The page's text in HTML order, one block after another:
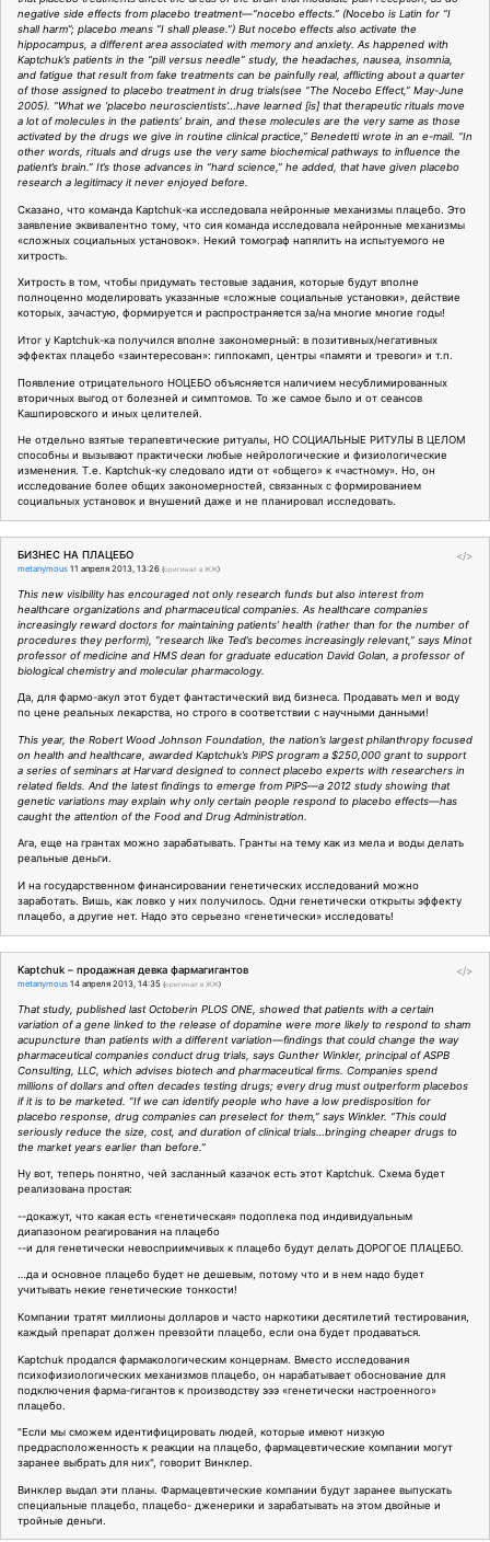
negative side effects from placebo treatment—“nocebo effects.” (Nocebo is Latin for “I
shall harm”; placebo means “I shall please.”) But nocebo effects also activate the
hippocampus, a different area associated with memory and anxiety. As happened with
Kaptchuk’s patients in the “pill versus needle” study, the headaches, nausea, insomnia,
and fatigue that result from fake treatments can be painfully real, afflicting about a quarter
of those assigned to placebo treatment in drug trials(see “The Nocebo Effect,” May-June
2005). “What we ‘placebo neuroscientists’…have learned [is] that therapeutic rituals move
a lot of molecules in the patients’ brain, and these molecules are the very same as those
activated by the drugs we give in routine clinical practice,” Benedetti wrote in an e-mail. “In
other words, rituals and drugs use the very same biochemical pathways to influence the
patient’s brain.” It’s those advances in “hard science,” he added, that have given placebo
research a legitimacy it never enjoyed before.
Сказано, что команда Kaptchuk-ка исследовала нейронные механизмы плацебо. Это
заявление эквивалентно тому, что сия команда исследовала нейронные механизмы
«сложных социальных установок». Некий томограф напялить на испытуемого не
хитрость.
Хитрость в том, чтобы придумать тестовые задания, которые будут вполне
полноценно моделировать указанные «сложные социальные установки», действие
которых, зачастую, формируется и распространяется за/на многие многие годы!
Итог у Kaptchuk-ка получился вполне закономерный: в позитивных/негативных
эффектах плацебо «заинтересован»: гиппокамп, центры «памяти и тревоги» и т.п.
Появление отрицательного НОЦЕБО объясняется наличием несублимированных
вторичных выгод от болезней и симптомов. То же самое было и от сеансов
Кашпировского и иных целителей.
Не отдельно взятые терапевтические ритуалы, НО СОЦИАЛЬНЫЕ РИТУЛЫ В ЦЕЛОМ
способны и вызывают практически любые нейрологические и физиологические
изменения. Т.е. Kaptchuk-ку следовало идти от «общего» к «частному». Но, он
исследование более общих закономерностей, связанных с формированием
социальных установок и внушений даже и не планировал исследовать.
</>
БИЗНЕС НА ПЛАЦЕБО
metanymous 11 апреля 2013, 13:26 (оригинал в ЖЖ)
This new visibility has encouraged not only research funds but also interest from
healthcare organizations and pharmaceutical companies. As healthcare companies
increasingly reward doctors for maintaining patients’ health (rather than for the number of
procedures they perform), “research like Ted’s becomes increasingly relevant,” says Minot
professor of medicine and HMS dean for graduate education David Golan, a professor of
biological chemistry and molecular pharmacology.
Да, для фармо-акул этот будет фантастический вид бизнеса. Продавать мел и воду
по цене реальных лекарства, но строго в соответствии с научными данными!
This year, the Robert Wood Johnson Foundation, the nation’s largest philanthropy focused
on health and healthcare, awarded Kaptchuk’s PiPS program a $250,000 grant to support
a series of seminars at Harvard designed to connect placebo experts with researchers in
related fields. And the latest findings to emerge from PiPS—a 2012 study showing that
genetic variations may explain why only certain people respond to placebo effects—has
caught the attention of the Food and Drug Administration.
Ага, еще на грантах можно зарабатывать. Гранты на тему как из мела и воды делать
реальные деньги.
И на государственном финансировании генетических исследований можно
заработать. Вишь, как ловко у них получилось. Одни генетически открыты эффекту
плацебо, а другие нет. Надо это серьезно «генетически» исследовать!
</>
Kaptchuk – продажная девка фармагигантов
metanymous 14 апреля 2013, 14:35 (оригинал в ЖЖ)
That study, published last Octoberin PLOS ONE, showed that patients with a certain
variation of a gene linked to the release of dopamine were more likely to respond to sham
acupuncture than patients with a different variation—findings that could change the way
pharmaceutical companies conduct drug trials, says Gunther Winkler, principal of ASPB
Consulting, LLC, which advises biotech and pharmaceutical firms. Companies spend
millions of dollars and often decades testing drugs; every drug must outperform placebos
if it is to be marketed. “If we can identify people who have a low predisposition for
placebo response, drug companies can preselect for them,” says Winkler. “This could
seriously reduce the size, cost, and duration of clinical trials…bringing cheaper drugs to
the market years earlier than before.”
Ну вот, теперь понятно, чей засланный казачок есть этот Kaptchuk. Схема будет
реализована простая:
--докажут, что какая есть «генетическая» подоплека под индивидуальным
диапазоном реагирования на плацебо
--и для генетически невосприимчивых к плацебо будут делать ДОРОГОЕ ПЛАЦЕБО.
…да и основное плацебо будет не дешевым, потому что и в нем надо будет
учитывать некие генетические тонкости!
Компании тратят миллионы долларов и часто наркотики десятилетий тестирования,
каждый препарат должен превзойти плацебо, если она будет продаваться.
Kaptchuk продался фармакологическим концернам. Вместо исследования
психофизиологических механизмов плацебо, он нарабатывает обоснование для
подключения фарма-гигантов к производству эээ «генетически настроенного»
плацебо.
"Если мы сможем идентифицировать людей, которые имеют низкую
предрасположенность к реакции на плацебо, фармацевтические компании могут
заранее выбрать для них", говорит Винклер.
Винклер выдал эти планы. Фармацевтические компании будут заранее выпускать
специальные плацебо, плацебо- дженерики и зарабатывать на этом двойные и
тройные деньги.